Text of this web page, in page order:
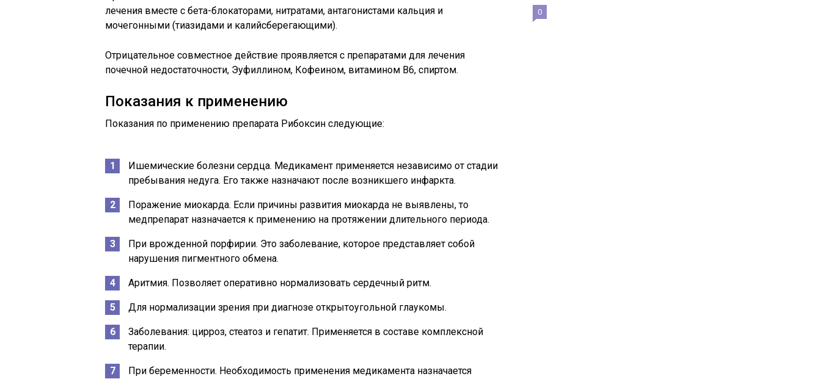
лечения вместе с бета-блокаторами, нитратами, антагонистами кальция и
мочегонными (тиазидами и калийсберегающими).
Отрицательное совместное действие проявляется с препаратами для лечения
почечной недостаточности, Эуфиллином, Кофеином, витамином В6, спиртом.
Показания к применению
Показания по применению препарата Рибоксин следующие:
Ишемические болезни сердца. Медикамент применяется независимо от стадии
пребывания недуга. Его также назначают после возникшего инфаркта.
Поражение миокарда. Если причины развития миокарда не выявлены, то
медпрепарат назначается к применению на протяжении длительного периода.
При врожденной порфирии. Это заболевание, которое представляет собой
нарушения пигментного обмена.
Аритмия. Позволяет оперативно нормализовать сердечный ритм.
Для нормализации зрения при диагнозе открытоугольной глаукомы.
Заболевания: цирроз, стеатоз и гепатит. Применяется в составе комплексной
терапии.
При беременности. Необходимость применения медикамента назначается
0